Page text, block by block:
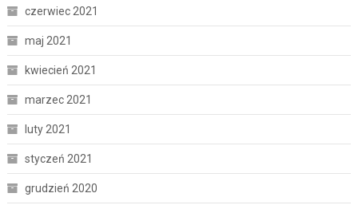
czerwiec 2021
maj 2021
kwiecień 2021
marzec 2021
luty 2021
styczeń 2021
grudzień 2020